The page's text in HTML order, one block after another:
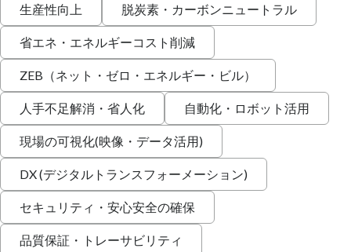
生産性向上 脱炭素・カーボンニュートラル
省エネ・エネルギーコスト削減
ZEB（ネット・ゼロ・エネルギー・ビル）
人手不足解消・省人化 自動化・ロボット活用
現場の可視化(映像・データ活用)
DX (デジタルトランスフォーメーション)
セキュリティ・安心安全の確保
品質保証・トレーサビリティ